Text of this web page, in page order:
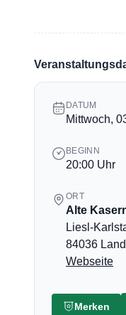
DATUM
Mittwoch,
BEGINN
20:00 Uhr
ORT
Alte
Liesl-
84036
Webseite
Merken